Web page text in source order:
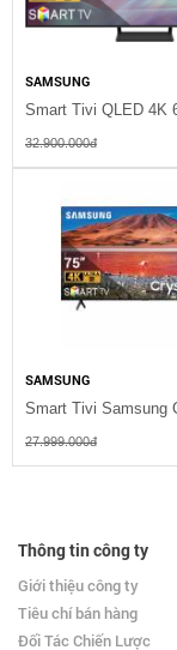
SAMSUNG
32.900.000đ
SAMSUNG
27.999.000đ
Thông tin công ty
Giới thiệu công ty
Tiêu chí bán hàng
Đối Tác Chiến Lược